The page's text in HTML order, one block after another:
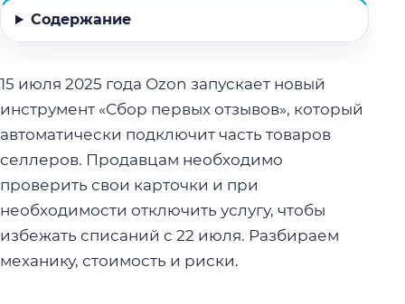
Содержание
15 июля 2025 года Ozon запускает новый
инструмент «Сбор первых отзывов», который
автоматически подключит часть товаров
селлеров. Продавцам необходимо
проверить свои карточки и при
необходимости отключить услугу, чтобы
избежать списаний с 22 июля. Разбираем
механику, стоимость и риски.